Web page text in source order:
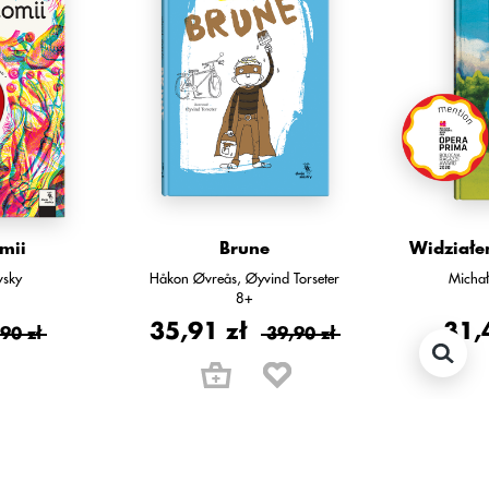
zł
Brune
Håkon Øvreås
Øyvind Torseter
8+
35,91 zł 39,90 zł